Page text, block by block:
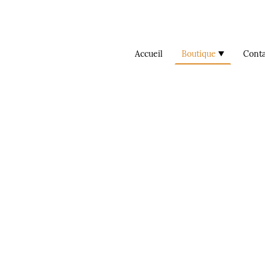
Accueil Boutique